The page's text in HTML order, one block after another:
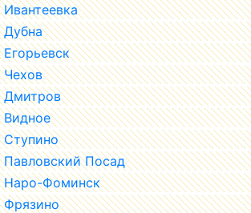
Ивантеевка
Дубна
Егорьевск
Чехов
Дмитров
Видное
Ступино
Павловский Посад
Наро-Фоминск
Фрязино